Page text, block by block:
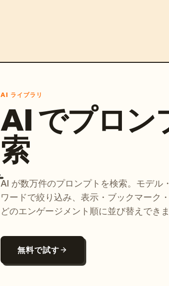
AI ライブラリ
AI でプロン
索
AI が数万件のプロンプトを検索。モデル
ワードで絞り込み、表示・ブックマーク
どのエンゲージメント順に並び替えできま
無料で試す